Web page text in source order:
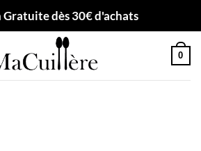
Gratuite dès 30€ d'achats
0